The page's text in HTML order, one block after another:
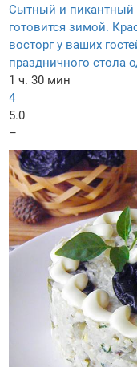
Сытный и пикантный
готовится зимой.
восторг у ваших
праздничного стола
1 ч. 30 мин
4
5.0
–